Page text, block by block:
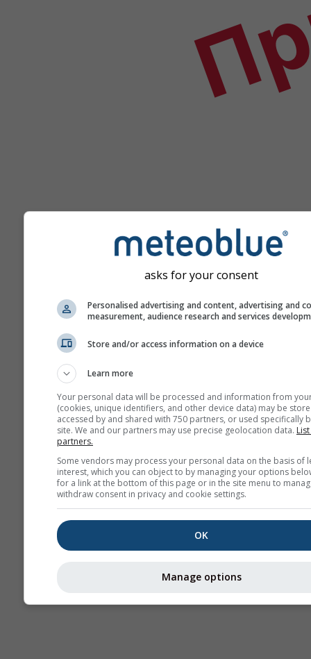
Помощь
Больше погодных данных
Термики
Cross-section
asks for your consent
Personalised advertising and content, advertising and
measurement, audience research and services
Store and/or access information on a device
Learn more
Your personal data will be processed and information from
(cookies, unique identifiers, and other device data) may be
accessed by and shared with 750 partners, or used specifically
site. We and our partners may use precise geolocation data.
partners.
Some vendors may process your personal data on the basis of
interest, which you can object to by managing your options
for a link at the bottom of this page or in the site menu to
withdraw consent in privacy and cookie settings.
OK
Manage options